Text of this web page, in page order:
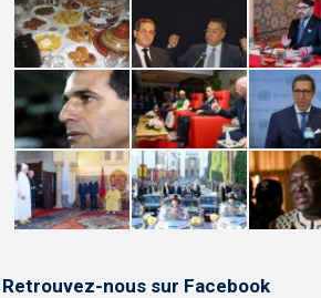
Retrouvez-nous sur Facebook